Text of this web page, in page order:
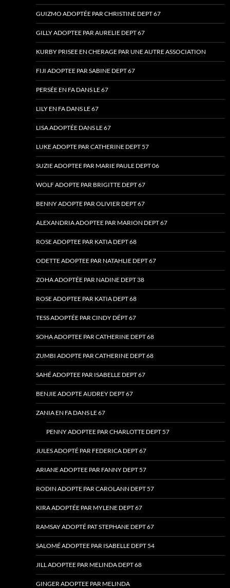
GUIZMO ADOPTÉE PAR CHRISTINE DEPT 67
GILLY ADOPTEE PAR AURELIE DEPT 67
KURBY PRISEE EN CHERAGE PAR UNE AUTRE ASSOCIATION
FIJI ADOPTEE PAR SABINE DEPT 67
PERSÉE EN FA DANS LE 67
LILY EN FA DANS LE 67
LISA ADOPTÉE DANS LE 67
LUKE ADOPTE PAR CATHERINE DEPT 57
SUZIE ADOPTEE PAR MARIE PAULE DEPT 06
WOLF ADOPTE PAR BRIGITTE DEPT 67
BENNY ADOPTE PAR OLIVIER DEPT 67
ALEXANDRIA ADOPTEE PAR MARION DEPT 67
ROSE ADOPTEE PAR KATIA DEPT 68
ODETTE ADOPTEE PAR NATAHLIE DEPT 67
ZOHA ADOPTÉE PAR NADINE DEPT 38
ROSE ADOPTEE PAR KATIA DEPT 68
TESS ADOPTÉE PAR CINDY DÉPT 67
SOHA ADOPTEE PAR CATHERINE DEPT 68
ZUMBI ADOPTE PAR CATHERINE DEPT 68
SAHÉ ADOPTEE PAR ISABELLE DEPT 67
BENJIE ADOPTE AUDREY DEPT 67
ZANIA EN FA DANS LE 67
PENNY ADOPTEE PAR CHARLOTTE DEPT 57
JULES ADOPTÉ PAR FEDERICA DEPT 67
ARIANE ADOPTEE PAR FANNY DEPT 57
RODIN ADOPTE PAR CAROLANN DEPT 57
KIRA ADOPTÉE PAR MYLENE DEPT 67
RAMSAY ADOPTÉ PAT STEPHANE DEPT 67
SALOMÉ ADOPTEE PAR ISABELLE DEPT 54
JILL ADOPTEE PAR MELINDA DEPT 68
GINGER ADOPTEE PAR MELINDA